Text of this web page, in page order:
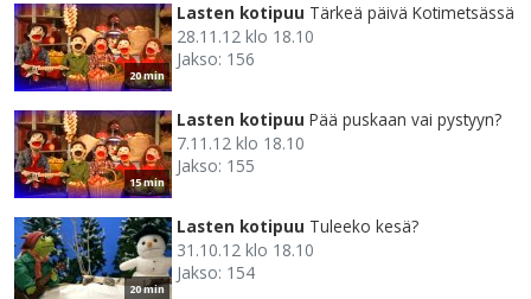
20 min
Lasten kotipuu Tärkeä päivä Kotimetsässä
28.11.12 klo 18.10
Jakso: 156
15 min
Lasten kotipuu Pää puskaan vai pystyyn?
7.11.12 klo 18.10
Jakso: 155
20 min
Lasten kotipuu Tuleeko kesä?
31.10.12 klo 18.10
Jakso: 154